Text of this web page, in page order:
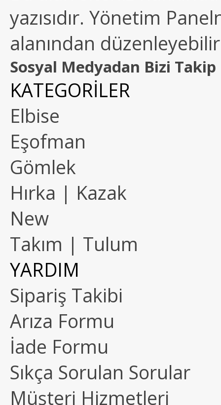
yazısıdır. Yönetim
alanından
Sosyal Medyadan Bizi Takip
KATEGORİLER
Elbise
Eşofman
Gömlek
Hırka | Kazak
New
Takım | Tulum
YARDIM
Sipariş Takibi
Arıza Formu
İade Formu
Sıkça Sorulan Sorular
Müşteri Hizmetleri